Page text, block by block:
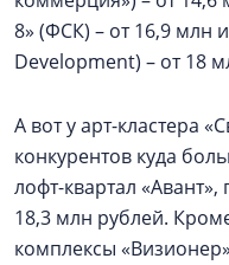
8» (ФСК) – от 16,9 млн
Development) – от 18
А вот у арт-кластера
конкурентов куда
лофт-квартал
18,3 млн рублей.
комплексы